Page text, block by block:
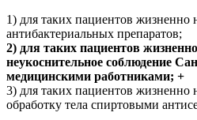
1) для таких пациентов жизненно
антибактериальных препаратов;
2) для таких пациентов
неукоснительное соблюдение
медицинскими работниками; +
3) для таких пациентов жизненно
обработку тела спиртовыми